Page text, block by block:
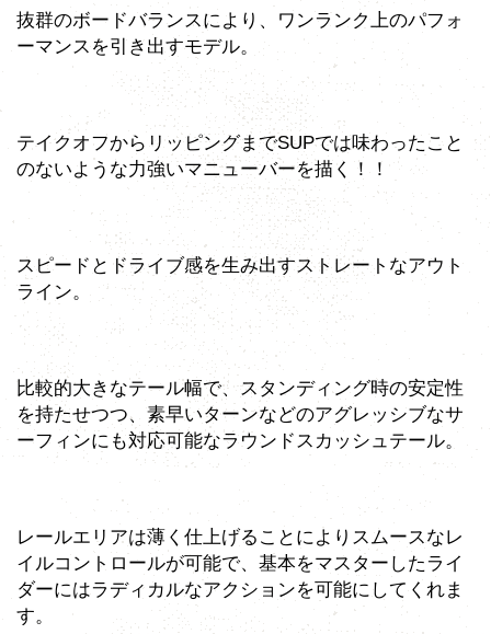
抜群のボードバランスにより、ワンランク上のパフォ
ーマンスを引き出すモデル。
テイクオフからリッピングまでSUPでは味わったこと
のないような力強いマニューバーを描く！！
スピードとドライブ感を生み出すストレートなアウト
ライン。
比較的大きなテール幅で、スタンディング時の安定性
を持たせつつ、素早いターンなどのアグレッシブなサ
ーフィンにも対応可能なラウンドスカッシュテール。
レールエリアは薄く仕上げることによりスムースなレ
イルコントロールが可能で、基本をマスターしたライ
ダーにはラディカルなアクションを可能にしてくれま
す。